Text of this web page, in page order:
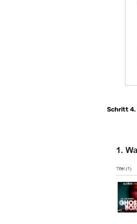
Schritt 4.